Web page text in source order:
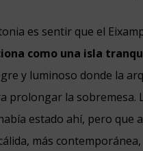
es sentir que el
como una isla
y luminoso donde la
prolongar la
estado ahí, pero que
más